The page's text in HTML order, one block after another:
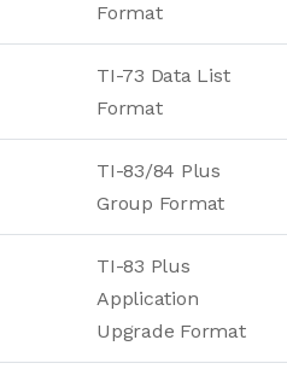
Format
TI-73 Data List
Format
TI-83/84 Plus
Group Format
TI-83 Plus
Application
Upgrade Format